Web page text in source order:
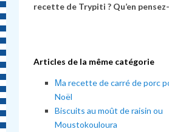
recette de Trypiti ? Qu’en
Articles de la même catégorie
Μa recette de carré de porc
Noël
Biscuits au moût de raisin ou
Moustokouloura